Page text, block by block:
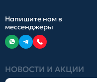
НОВОСТИ И АКЦИИ
Напишите нам в
мессенджеры